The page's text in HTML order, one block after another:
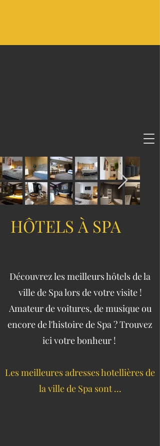
HÔTELS À SPA
Découvrez les meilleurs hôtels de la
ville de Spa lors de votre visite !
Amateur de voitures, de musique ou
encore de l'histoire de Spa ? Trouvez
ici votre bonheur !
Les meilleures adresses hotellières de
la ville de Spa sont ...